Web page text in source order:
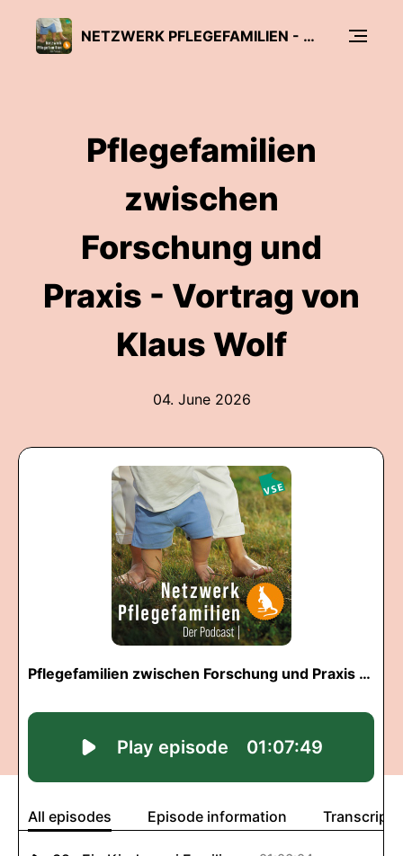
NETZWERK PFLEGEFAMILIEN - DER PODCAST
Pflegefamilien
zwischen
Forschung und
Praxis - Vortrag von
Klaus Wolf
04. June 2026